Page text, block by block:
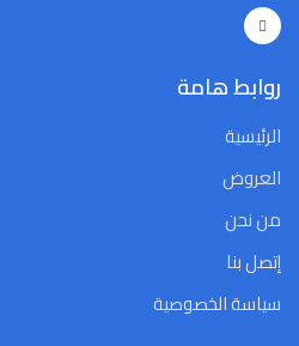
روابط هامة
الرئيسية
العروض
من نحن
إتصل بنا
سياسة الخصوصية